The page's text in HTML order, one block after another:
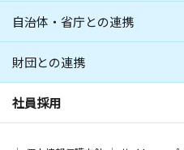
自治体・省庁との連携
財団との連携
社員採用